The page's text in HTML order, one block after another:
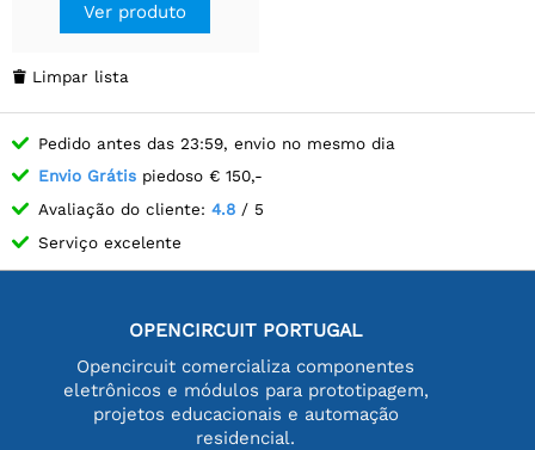
Ver produto
 Limpar lista
Pedido antes das 23:59, envio no mesmo dia
Envio Grátis piedoso € 150,-
Avaliação do cliente: 4.8 / 5
Serviço excelente
OPENCIRCUIT PORTUGAL
Opencircuit comercializa componentes
eletrônicos e módulos para prototipagem,
projetos educacionais e automação
residencial.